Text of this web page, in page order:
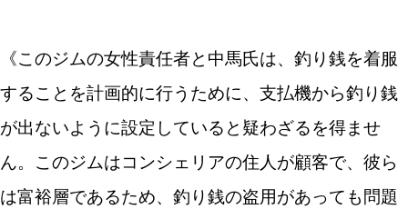
《このジムの女性責任者と中馬氏は、釣り銭を着服
することを計画的に行うために、支払機から釣り銭
が出ないように設定していると疑わざるを得ませ
ん。このジムはコンシェリアの住人が顧客で、彼ら
は富裕層であるため、釣り銭の盗用があっても問題